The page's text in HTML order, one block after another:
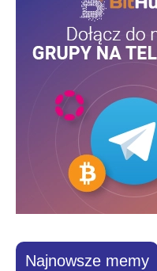
Najnowsze memy